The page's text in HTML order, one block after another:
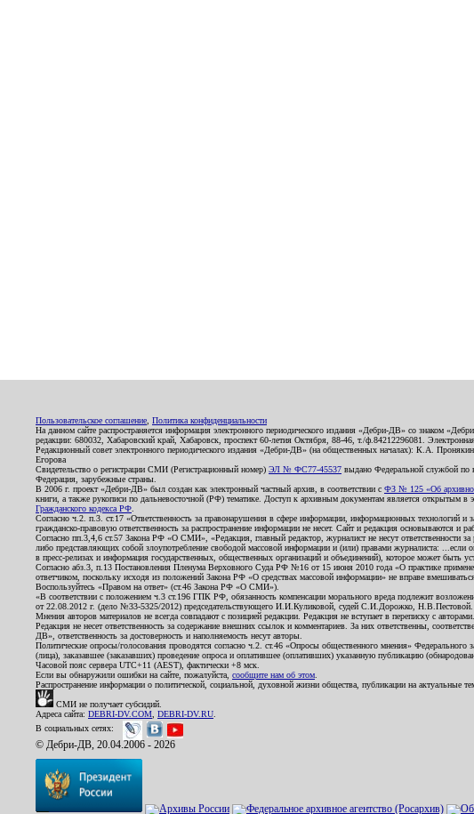
Пользовательское соглашение Политика конфиденциальности
На данном сайте распространяется информация электронного периодического издания «Дебри-ДВ» со знаком
редакции: 680032, Хабаровский край, Хабаровск, проспект 60-летия Октября, 88-46, т./ф.84212296081.
Редакционный совет электронного периодического издания «Дебри-ДВ» (на общественных началах):
Егорова
Свидетельство о регистрации СМИ (Регистрационный номер) ЭЛ № ФС77-45537 выдано Федеральной службой по
Федерация, зарубежные страны.
В 2006 г. проект «Дебри-ДВ» был создан как электронный частный архив, в соответствии с ФЗ № 125 «Об
книги, а также рукописи по дальневосточной (РФ) тематике. Доступ к архивным документам является открытым в
Гражданского кодекса РФ
Согласно ч.2. п.3. ст.17 «Ответственность за правонарушения в сфере информации, информационных технологий и
гражданско-правовую ответственность за распространение информации не несет. Сайт и редакция основываются и
Согласно пп.3,4,6 ст.57 Закона РФ «О СМИ», «Редакция, главный редактор, журналист не несут ответственности
либо представляющих собой злоупотребление свободой массовой информации и (или) правами журналиста:
в пресс-релизах и информация государственных, общественных организаций и объединений), которое может быть
Согласно абз.3, п.13 Постановления Пленума Верховного Суда РФ №16 от 15 июня 2010 года «О практике
ответчиком, поскольку исходя из положений Закона РФ «О средствах массовой информации» не вправе
Воспользуйтесь «Правом на ответ» (ст.46 Закона РФ «О СМИ»).
«В соответствии с положением ч.3 ст.196 ГПК РФ, обязанность компенсации морального вреда подлежит
от 22.08.2012 г. (дело №33-5325/2012) председательствующего И.И.Куликовой, судей С.И.Дорожко, Н.В.Пестовой.
Мнения авторов материалов не всегда совпадают с позицией редакции. Редакция не вступает в переписку с авторами.
Редакция не несет ответственность за содержание внешних ссылок и комментариев. За них ответственны,
ДВ», ответственность за достоверность и наполняемость несут авторы.
Политические опросы/голосования проводятся согласно ч.2. ст.46 «Опросы общественного мнения»
(лица), заказавшее (заказавших) проведение опроса и оплатившее (оплативших) указанную публикацию
Часовой пояс сервера UTC+11 (AEST), фактически +8 мск.
Если вы обнаружили ошибки на сайте, пожалуйста, сообщите нам об этом
Распространение информации о политической, социальной, духовной жизни общества, публикации на
СМИ не получает субсидий.
Адреса сайта: DEBRI-DV.COM DEBRI-DV.RU
В социальных сетях:
© Дебри-ДВ, 20.04.2006 - 2026